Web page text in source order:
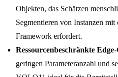
Objekten, das Schätzen
Segmentieren von Instanzen
Framework erfordert.
Ressourcenbeschränkte
geringen Parameteranzahl und